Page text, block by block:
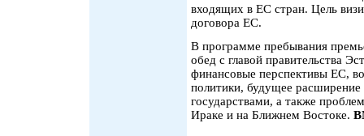
входящих в ЕС стран. Цель
договора ЕС.
В программе пребывания
обед с главой правительства
финансовые перспективы ЕС,
политики, будущее
государствами, а также
Ираке и на Ближнем Востоке.